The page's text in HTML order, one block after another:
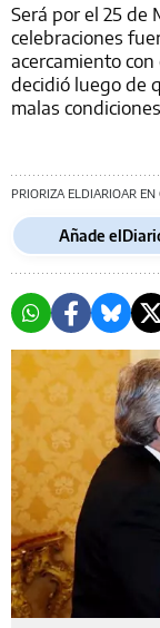
Será por el 25 de
celebraciones
acercamiento
decidió luego de
malas
PRIORIZA ELDIARIOAR EN
Añade